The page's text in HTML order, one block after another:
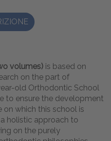
volumes) is based on
on the part of
old Orthodontic School
to ensure the development
which this school is
holistic approach to
on the purely